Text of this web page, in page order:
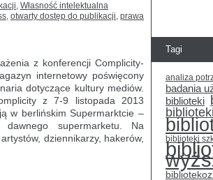
, Własność intelektualna
, otwarty dostęp do publikacji, prawa
z konferencji Complicity-
internetowy poświęcony
dotyczące kultury mediów.
z 7-9 listopada 2013
w berlińskim Supermarktcie –
dawnego supermarketu. Na
dziennikarzy, hakerów,
Tagi
analiza
badania
biblioteki
biblioteki